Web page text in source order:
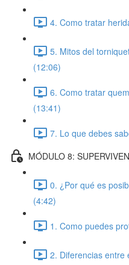
4. Como tratar
5. Mitos del
(12:06)
6. Como tratar
(13:41)
7. Lo que debes
MÓDULO 8:
0. ¿Por qué es
(4:42)
1. Como puedes
2. Diferencias entre